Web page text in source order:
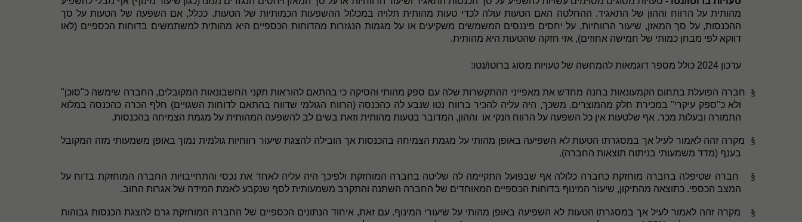
מהותית על הרווח וההון של התאגיד. ההחלטה האם הטעות עולה לכדי טעות מהותית תלויה במכלול ההשפעות הכמותיות של הטעות. ככלל, אם השפעה של הטעות על סך
ההכנסות, על סך המאזן, שיעור הרווחיות, על יחסים פיננסים המשמשים משקיעים או על מגמות הנגזרות מהדוחות הכספיים היא מהותית למשתמשים בדוחות הכספיים (לאו
דווקא לפי מבחן כמותי של חמישה אחוזים), אזי חזקה שהטעות היא מהותית.
:עדכון 2024 כולל מספר דוגמאות להמחשה של טעויות מסוג ברוטו/נטו
§
חברה הפועלת בתחום הקמעונאות בחנה מחדש את מאפייני ההתקשרות שלה עם ספק מהותי והסיקה כי בהתאם להוראות תקני החשבונאות המקובלים, החברה שימשה כ"סוכן"
ולא כ"ספק עיקרי" במכירת חלק מהמוצרים. משכך, היה עליה להכיר ברווח נטו שנבע לה כהכנסה (הרווח הגולמי שדווח בהתאם לדוחות השגויים) חלף הכרה כהכנסה במלוא
התמורה ובעלות מכר. אף שלטעות אין כל השפעה על הרווח הנקי או וההון, המדובר בטעות מהותית וזאת בשים לב להשפעה המהותית על מגמת הצמיחה בהכנסות.
§
מקרה זהה לאמור לעיל אך במסגרתו הטעות לא השפיעה באופן מהותי על מגמת הצמיחה בהכנסות אך הובילה להצגת שיעור רווחיות גולמית נמוך באופן משמעותי מזה המקובל
בענף (מדד משמעותי בניתוח תוצאות החברה).
§
חברה שטיפלה בחברה מוחזקת כחברה כלולה אף שבפועל התקיימה לה שליטה בחברה המוחזקת ולפיכך היה עליה לאחד את נכסי והתחייבויות החברה המוחזקת בדוח על
המצב הכספי. כתוצאה מהתיקון, שיעור המינוף בדוחות הכספיים המאוחדים של החברה השתנה והתקרב משמעותית לסף שנקבע לאמת המידה של אגרות החוב.
§
מקרה זהה לאמור לעיל אך במסגרתו הטעות לא השפיעה באופן מהותי על שיעורי המינוף. עם זאת, איחוד הנתונים הכספיים של החברה המוחזקת גרם להצגת הכנסות גבוהות